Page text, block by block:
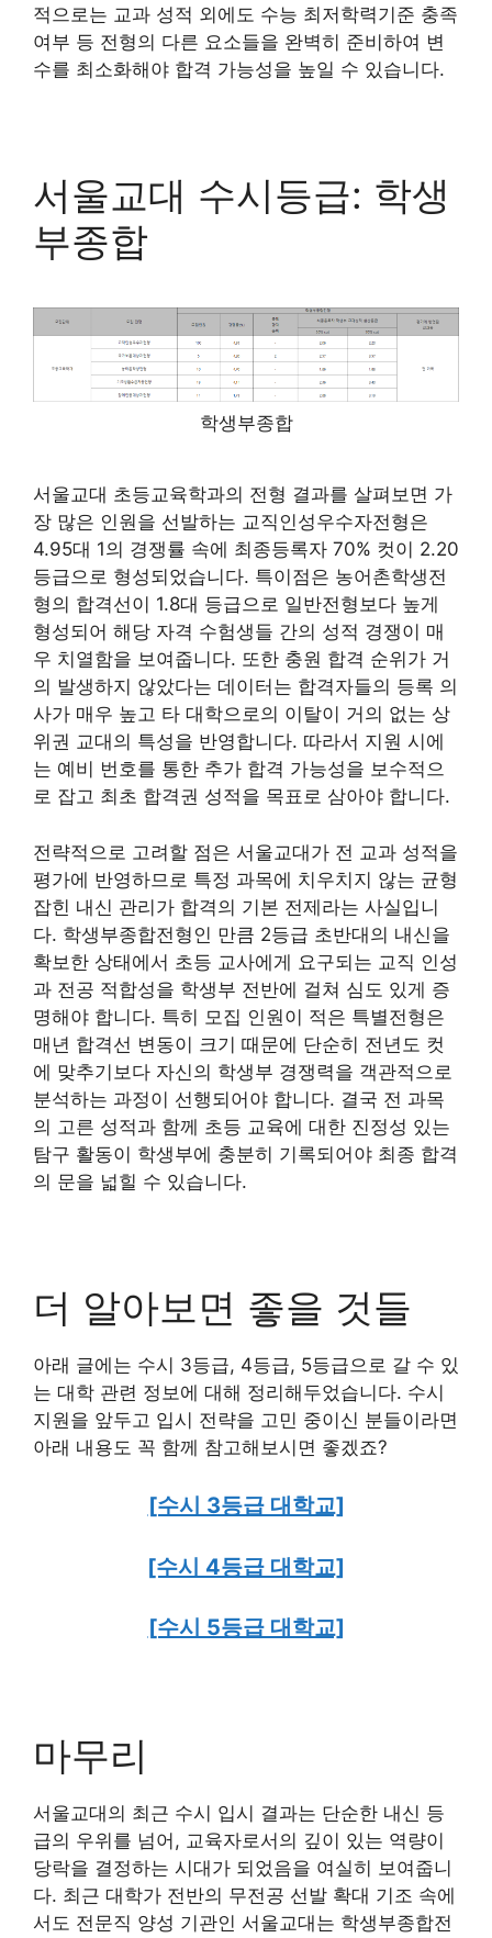
적으로는 교과 성적 외에도 수능 최저학력기준 충족
여부 등 전형의 다른 요소들을 완벽히 준비하여 변
수를 최소화해야 합격 가능성을 높일 수 있습니다.
서울교대 수시등급: 학생
부종합
학생부종합
서울교대 초등교육학과의 전형 결과를 살펴보면 가
장 많은 인원을 선발하는 교직인성우수자전형은
4.95대 1의 경쟁률 속에 최종등록자 70% 컷이 2.20
등급으로 형성되었습니다. 특이점은 농어촌학생전
형의 합격선이 1.8대 등급으로 일반전형보다 높게
형성되어 해당 자격 수험생들 간의 성적 경쟁이 매
우 치열함을 보여줍니다. 또한 충원 합격 순위가 거
의 발생하지 않았다는 데이터는 합격자들의 등록 의
사가 매우 높고 타 대학으로의 이탈이 거의 없는 상
위권 교대의 특성을 반영합니다. 따라서 지원 시에
는 예비 번호를 통한 추가 합격 가능성을 보수적으
로 잡고 최초 합격권 성적을 목표로 삼아야 합니다.
전략적으로 고려할 점은 서울교대가 전 교과 성적을
평가에 반영하므로 특정 과목에 치우치지 않는 균형
잡힌 내신 관리가 합격의 기본 전제라는 사실입니
다. 학생부종합전형인 만큼 2등급 초반대의 내신을
확보한 상태에서 초등 교사에게 요구되는 교직 인성
과 전공 적합성을 학생부 전반에 걸쳐 심도 있게 증
명해야 합니다. 특히 모집 인원이 적은 특별전형은
매년 합격선 변동이 크기 때문에 단순히 전년도 컷
에 맞추기보다 자신의 학생부 경쟁력을 객관적으로
분석하는 과정이 선행되어야 합니다. 결국 전 과목
의 고른 성적과 함께 초등 교육에 대한 진정성 있는
탐구 활동이 학생부에 충분히 기록되어야 최종 합격
의 문을 넓힐 수 있습니다.
더 알아보면 좋을 것들
아래 글에는 수시 3등급, 4등급, 5등급으로 갈 수 있
는 대학 관련 정보에 대해 정리해두었습니다. 수시
지원을 앞두고 입시 전략을 고민 중이신 분들이라면
아래 내용도 꼭 함께 참고해보시면 좋겠죠?
[수시 3등급 대학교]
[수시 4등급 대학교]
[수시 5등급 대학교]
마무리
서울교대의 최근 수시 입시 결과는 단순한 내신 등
급의 우위를 넘어, 교육자로서의 깊이 있는 역량이
당락을 결정하는 시대가 되었음을 여실히 보여줍니
다. 최근 대학가 전반의 무전공 선발 확대 기조 속에
서도 전문직 양성 기관인 서울교대는 학생부종합전